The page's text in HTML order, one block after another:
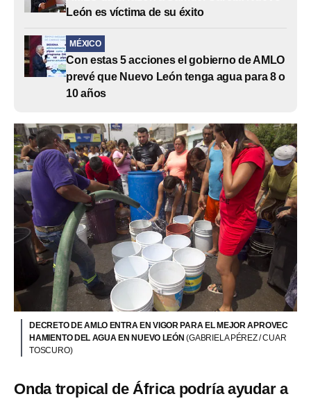
León es víctima de su éxito
MÉXICO
Con estas 5 acciones el gobierno de AMLO
prevé que Nuevo León tenga agua para 8 o
10 años
DECRETO DE AMLO ENTRA EN VIGOR PARA EL MEJOR APROVEC
HAMIENTO DEL AGUA EN NUEVO LEÓN(GABRIELA PÉREZ / CUAR
TOSCURO)
Onda tropical de África podría ayudar a